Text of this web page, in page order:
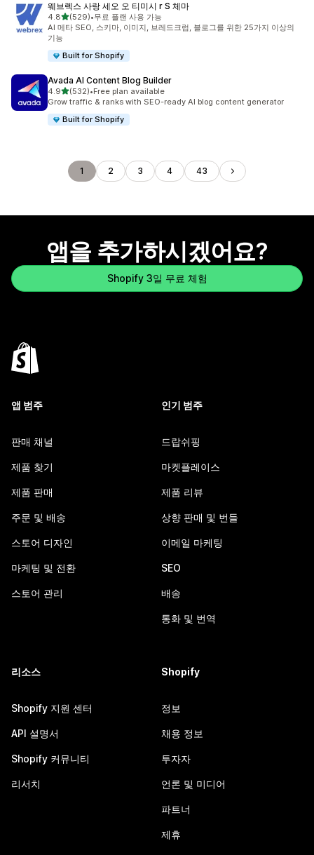
웨브렉스 사랑 세오 오 티미시 r S 체마
4.8별 5개 중
(529)
총 리뷰 529개
•무료 플랜 사용 가능
AI 메타 SEO, 스키마, 이미지, 브레드크럼, 블로그를 위한 25가지 이상의
기능
Built for Shopify
Avada AI Content Blog Builder
4.9별 5개 중
(532)
총 리뷰 532개
•Free plan available
Grow traffic & ranks with SEO-ready AI blog content generator
Built for Shopify
1 2 3 4 43
앱을 추가하시겠어요?
Shopify 3일 무료 체험
앱 범주
판매 채널
제품 찾기
제품 판매
주문 및 배송
스토어 디자인
마케팅 및 전환
스토어 관리
인기 범주
드랍쉬핑
마켓플레이스
제품 리뷰
상향 판매 및 번들
이메일 마케팅
SEO
배송
통화 및 번역
리소스
Shopify 지원 센터
API 설명서
Shopify 커뮤니티
리서치
Shopify
정보
채용 정보
투자자
언론 및 미디어
파트너
제휴